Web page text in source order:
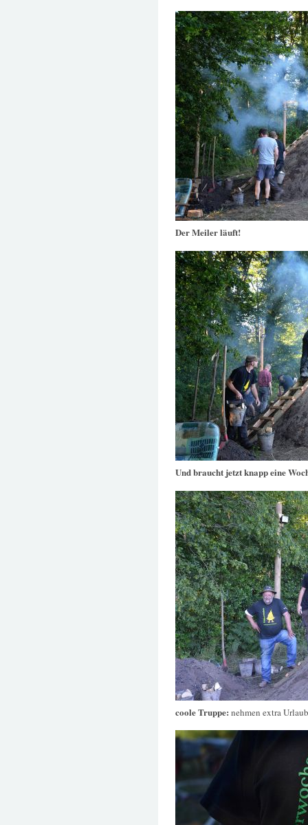
Der Meiler läuft!
Und braucht jetzt knapp eine
coole Truppe: nehmen extra